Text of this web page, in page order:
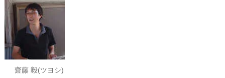
齋藤 毅(ツヨシ)